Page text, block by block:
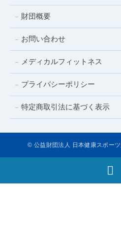
財団概要
お問い合わせ
メディカルフィットネス
プライバシーポリシー
特定商取引法に基づく表示
© 公益財団法人 日本健康スポー